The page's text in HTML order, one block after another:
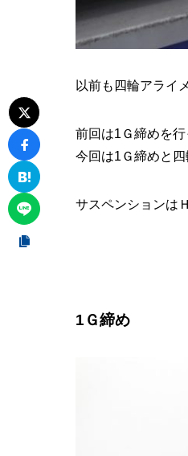
以前も四輪アライ
前回は1Ｇ締めを
今回は1Ｇ締めと四
サスペンションは
1Ｇ締め